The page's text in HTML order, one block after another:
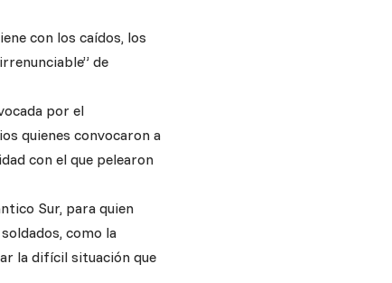
con los caídos, los
de
por el
quienes convocaron a
con el que pelearon
Sur, para quien
como la
la difícil situación que